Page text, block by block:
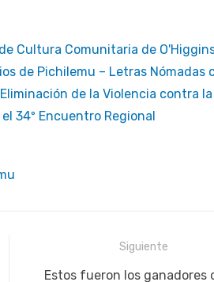
Cultura Comunitaria de
de Pichilemu – Letras Nómadas
de la Violencia contra
34º Encuentro Regional
Siguiente
Siguiente
Estos fueron los ganadores